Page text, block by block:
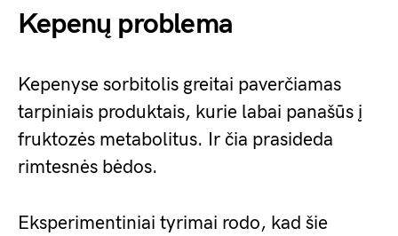
Kepenų problema
Kepenyse sorbitolis greitai paverčiamas
tarpiniais produktais, kurie labai panašūs į
fruktozės metabolitus. Ir čia prasideda
rimtesnės bėdos.
Eksperimentiniai tyrimai rodo, kad šie